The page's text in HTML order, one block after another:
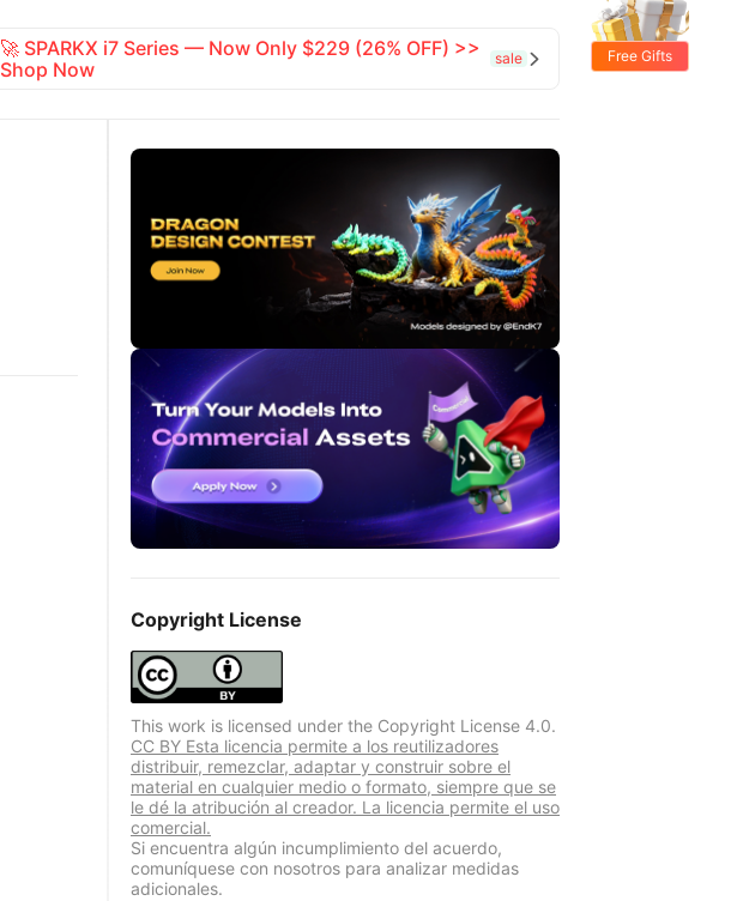
🚀 SPARKX i7 Series — Now Only $229 (26% OFF) >>
Shop Now
sale 
Copyright License
This work is licensed under the Copyright License 4.0.
CC BY Esta licencia permite a los reutilizadores
distribuir, remezclar, adaptar y construir sobre el
material en cualquier medio o formato, siempre que se
le dé la atribución al creador. La licencia permite el uso
comercial.
Si encuentra algún incumplimiento del acuerdo,
comuníquese con nosotros para analizar medidas
adicionales.
Free Gifts